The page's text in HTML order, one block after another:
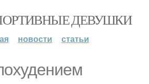
ДЕВУШКИ
новости статьи